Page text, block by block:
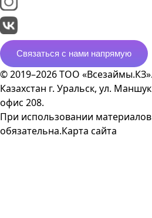
Связаться с нами напрямую
© 2019–2026 ТОО
Казахстан г. Уральск, ул.
офис 208.
При использовании
обязательна.Карта сайта